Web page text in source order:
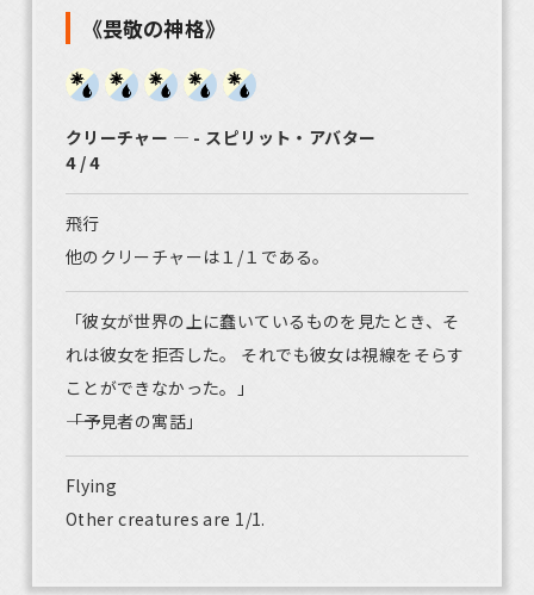
《畏敬の神格》
クリーチャー ― - スピリット・アバター
4 / 4
飛行
他のクリーチャーは１/１である。
「彼女が世界の上に蠢いているものを見たとき、そ
れは彼女を拒否した。 それでも彼女は視線をそらす
ことができなかった。」
――「予見者の寓話」
Flying
Other creatures are 1/1.